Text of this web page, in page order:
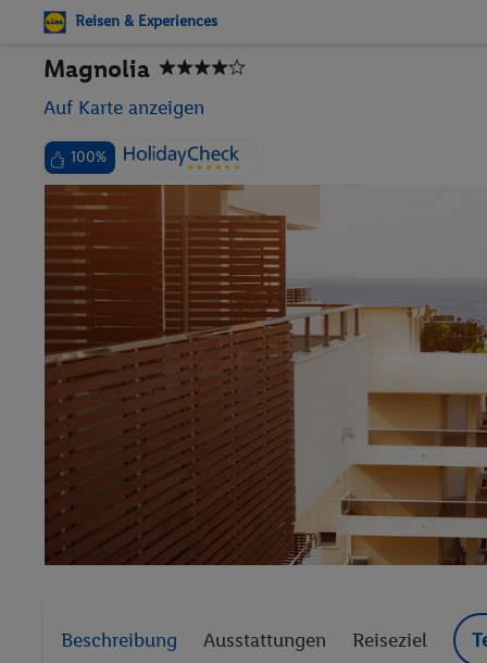
Reisen & Experiences
Magnolia
Auf Karte anzeigen
100%
Beschreibung Ausstattungen Reiseziel